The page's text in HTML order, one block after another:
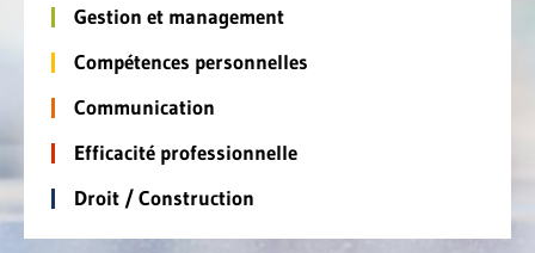
Gestion et management
Compétences personnelles
Communication
Efficacité professionnelle
Droit / Construction